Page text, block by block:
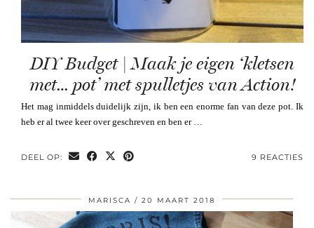
DIY Budget | Maak je eigen ‘kletsen
met… pot’ met spulletjes van Action!
Het mag inmiddels duidelijk zijn, ik ben een enorme fan van deze pot. Ik
heb er al twee keer over geschreven en ben er …
DEEL OP: 9 REACTIES
MARISCA 20 MAART 2018